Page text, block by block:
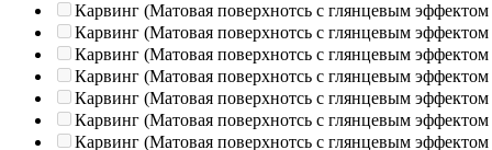
Карвинг (Матовая поверхнотсь с глянцевым эффектом
Карвинг (Матовая поверхнотсь с глянцевым эффектом
Карвинг (Матовая поверхнотсь с глянцевым эффектом
Карвинг (Матовая поверхнотсь с глянцевым эффектом
Карвинг (Матовая поверхнотсь с глянцевым эффектом
Карвинг (Матовая поверхнотсь с глянцевым эффектом
Карвинг (Матовая поверхнотсь с глянцевым эффектом